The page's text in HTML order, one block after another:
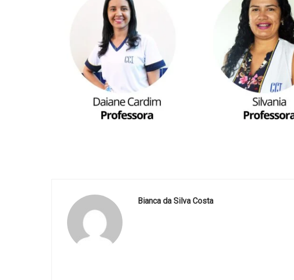
Bianca da Silva Costa